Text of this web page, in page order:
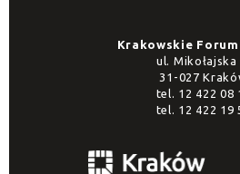
Krakowskie
ul. Mikołajska
31-027
tel. 12 422 08
tel. 12 422 19